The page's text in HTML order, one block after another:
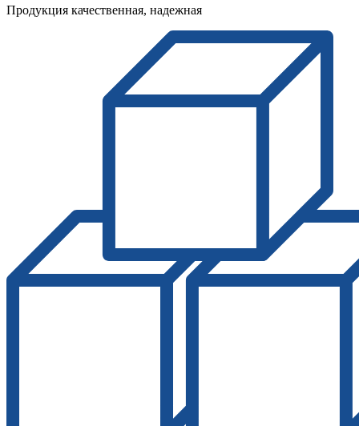
Продукция качественная, надежная